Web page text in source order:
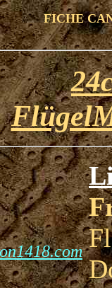
FICHE